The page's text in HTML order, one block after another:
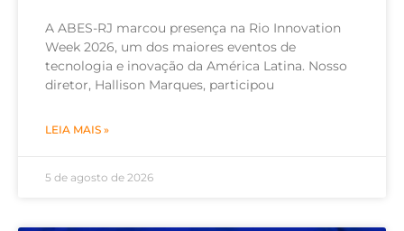
A ABES-RJ marcou presença na Rio Innovation
Week 2026, um dos maiores eventos de
tecnologia e inovação da América Latina. Nosso
diretor, Hallison Marques, participou
LEIA MAIS »
5 de agosto de 2026